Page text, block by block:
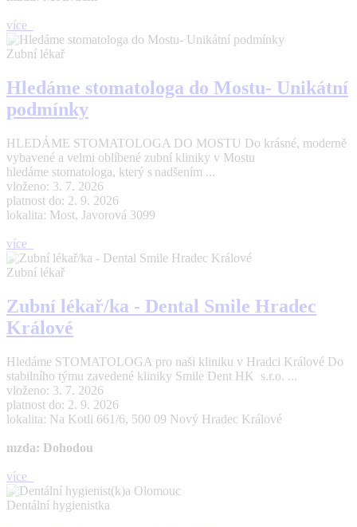
více
Zubní lékař
Hledáme stomatologa do Mostu- Unikátní
podmínky
HLEDÁME STOMATOLOGA DO MOSTU Do krásné, moderně
vybavené a velmi oblíbené zubní kliniky v Mostu
hledáme stomatologa, který s nadšením ...
vloženo: 3. 7. 2026
platnost do: 2. 9. 2026
lokalita: Most, Javorová 3099
více
Zubní lékař
Zubní lékař/ka - Dental Smile Hradec
Králové
Hledáme STOMATOLOGA pro naši kliniku v Hradci Králové Do
stabilního týmu zavedené kliniky Smile Dent HK s.r.o. ...
vloženo: 3. 7. 2026
platnost do: 2. 9. 2026
lokalita: Na Kotli 661/6, 500 09 Nový Hradec Králové
mzda: Dohodou
více
Dentální hygienistka